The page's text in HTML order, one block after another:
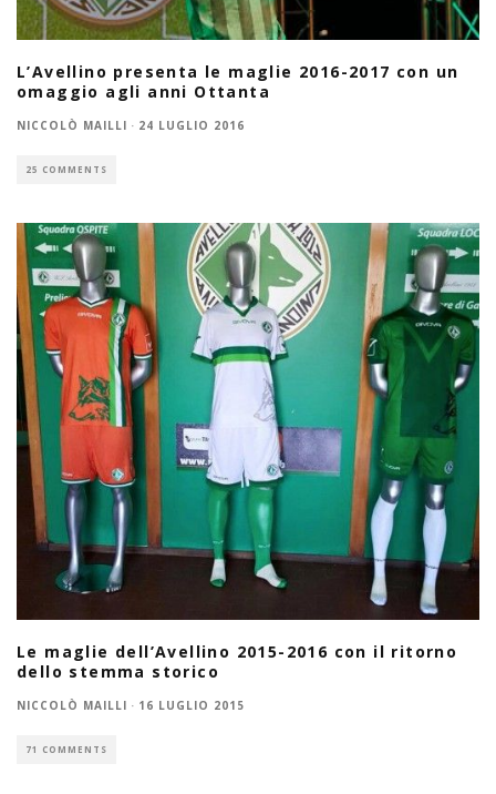
L’Avellino presenta le maglie 2016-2017 con un
omaggio agli anni Ottanta
NICCOLÒ MAILLI · 24 LUGLIO 2016
25 COMMENTS
Le maglie dell’Avellino 2015-2016 con il ritorno
dello stemma storico
NICCOLÒ MAILLI · 16 LUGLIO 2015
71 COMMENTS